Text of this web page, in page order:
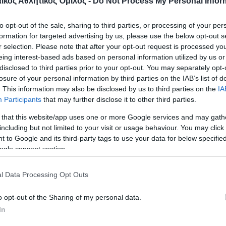
opt-out of the sale, sharing to third parties, or processing of your
for targeted advertising by us, please use the below opt-out
selection. Please note that after your opt-out request is processed
interest-based ads based on personal information utilized by us
to third parties prior to your opt-out. You may separately
of your personal information by third parties on the IAB’s list of
This information may also be disclosed by us to third parties on the
Participants that may further disclose it to other third parties.
this website/app uses one or more Google services and may
but not limited to your visit or usage behaviour. You may
to Google and its third-party tags to use your data for below
consent section.
Data Processing Opt Outs
opt-out of the Sharing of my personal data.